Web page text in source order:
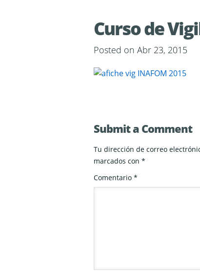
Curso de
Posted on Abr 23, 2015
Submit a Comment
Tu dirección de correo
marcados con *
Comentario *